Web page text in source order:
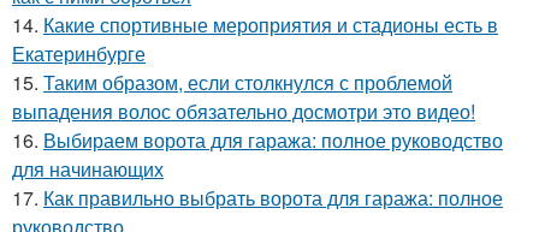
14. Какие спортивные мероприятия и стадионы есть в
Екатеринбурге
15. Таким образом, если столкнулся с проблемой
выпадения волос обязательно досмотри это видео!
16. Выбираем ворота для гаража: полное руководство
для начинающих
17. Как правильно выбрать ворота для гаража: полное
руководство